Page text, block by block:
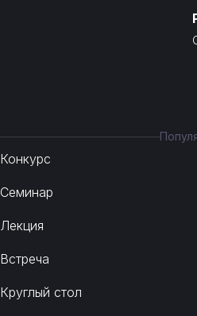
Конкурс
Семинар
Лекция
Встреча
Круглый стол